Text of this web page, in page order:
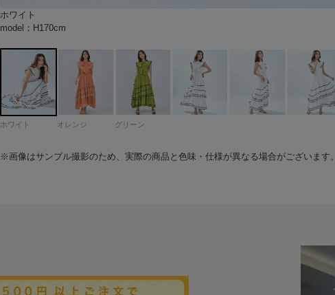
ホワイト
model：H170cm
オレンジ
model：H170cm
グリーン
model：H170cm
model：H170cm color：ホワイト
model：H170cm color：ホワイト
model：H170cm color：ホワイト
model：H170cm color：ホワイト
model：H170cm color：ホワイト
model：H170cm color：ホワイト
model：H170cm color：ホワイト
model：H170cm color：ホワイト
model：H170cm color：ホワイト
color：ホワイト
color：ホワイト
model：H170cm color：オレンジ
model：H170cm color：オレンジ
model：H170cm color：オレンジ
model：H170cm color：オレンジ
color：オレンジ
color：オレンジ
color：オレンジ
color：オレンジ
model：H170cm color：オレンジ
model：H170cm color：オレンジ
model：H170cm color：オレンジ
model：H170cm color：オレンジ
model：H170cm color：オレンジ
model：H170cm color：オレンジ
model：H170cm color：グリーン
model：H170cm color：グリーン
model：H170cm color：グリーン
model：H170cm color：グリーン
model：H170cm color：グリーン
model：H170cm color：グリーン
color：グリーン
color：グリーン
model：H170cm color：グリーン
model：H170cm color：グリーン
model：H170cm color：グリーン
model：H170cm color：グリーン
model：H170cm color：グリーン
model：H170cm color：グリーン
ホワイト オレンジ グリーン
※画像はサンプル撮影のため、実際の商品と色味・仕様が異なる場合がございます。